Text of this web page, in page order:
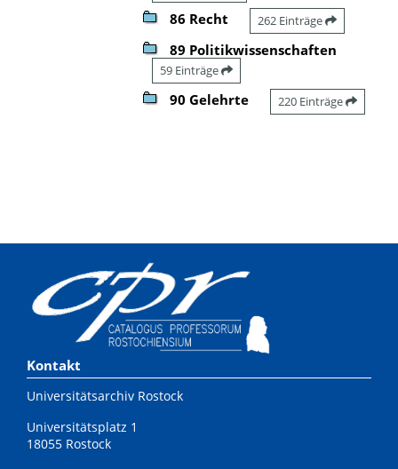
86 Recht 262 Einträge
89 Politikwissenschaften
59 Einträge
90 Gelehrte 220 Einträge
Kontakt
Universitätsarchiv Rostock
Universitätsplatz 1
18055 Rostock